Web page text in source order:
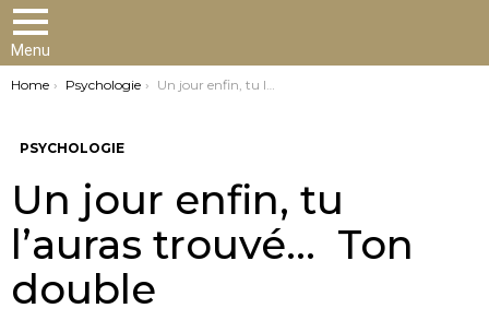
Menu
You are here:
Home Psychologie Un jour enfin, tu l’auras trouvé… Ton double
PSYCHOLOGIE
Un jour enfin, tu
l’auras trouvé… Ton
double